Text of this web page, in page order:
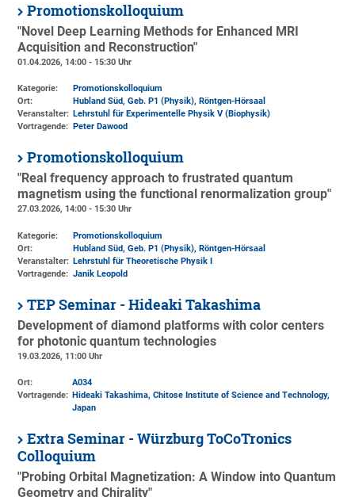
Promotionskolloquium
"Novel Deep Learning Methods for Enhanced MRI
Acquisition and Reconstruction"
01.04.2026, 14:00 - 15:30 Uhr
Kategorie:
Promotionskolloquium
Ort:
Hubland Süd, Geb. P1 (Physik), Röntgen-Hörsaal
Veranstalter: Lehrstuhl für Experimentelle Physik V (Biophysik)
Vortragende:
Peter Dawood
Promotionskolloquium
"Real frequency approach to frustrated quantum
magnetism using the functional renormalization group"
27.03.2026, 14:00 - 15:30 Uhr
Kategorie:
Promotionskolloquium
Ort:
Hubland Süd, Geb. P1 (Physik), Röntgen-Hörsaal
Veranstalter: Lehrstuhl für Theoretische Physik I
Vortragende: Janik Leopold
TEP Seminar - Hideaki Takashima
Development of diamond platforms with color centers
for photonic quantum technologies
19.03.2026, 11:00 Uhr
Ort:
A034
Vortragende: Hideaki Takashima, Chitose Institute of Science and Technology,
Japan
Extra Seminar - Würzburg ToCoTronics
Colloquium
"Probing Orbital Magnetization: A Window into Quantum
Geometry and Chirality"